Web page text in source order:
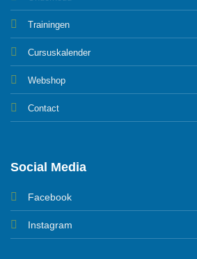
Trainingen
Cursuskalender
Webshop
Contact
Social Media
Facebook
Instagram